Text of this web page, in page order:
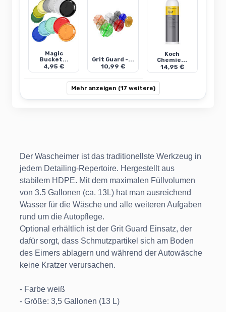
Magic
Bucket...
4,95 €
Grit Guard -...
10,99 €
Koch
Chemie...
14,95 €
Mehr anzeigen (17 weitere)
Der Wascheimer ist das traditionellste Werkzeug in
jedem Detailing-Repertoire. Hergestellt aus
stabilem HDPE. Mit dem maximalen Füllvolumen
von 3.5 Gallonen (ca. 13L) hat man ausreichend
Wasser für die Wäsche und alle weiteren Aufgaben
rund um die Autopflege.
Optional erhältlich ist der Grit Guard Einsatz, der
dafür sorgt, dass Schmutzpartikel sich am Boden
des Eimers ablagern und während der Autowäsche
keine Kratzer verursachen.
- Farbe weiß
- Größe: 3,5 Gallonen (13 L)